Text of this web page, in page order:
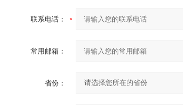
联系电话：
常用邮箱：
省份：